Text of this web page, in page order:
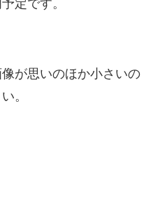
定です。
が思いのほか小さいの
。